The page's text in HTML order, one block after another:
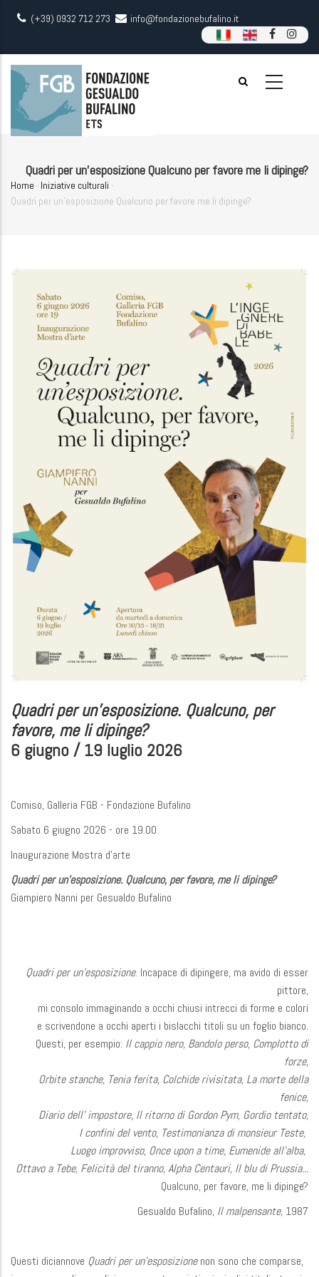
content
(+39) 0932 712 273 info@fondazionebufalino.it
Quadri per un'esposizione Qualcuno per favore me li dipinge?
Breadcrumb
Home - Iniziative culturali -
Quadri per un'esposizione Qualcuno per favore me li dipinge?
Quadri per un'esposizione. Qualcuno, per
favore, me li dipinge?
6 giugno / 19 luglio 2026
Comiso, Galleria FGB - Fondazione Bufalino
Sabato 6 giugno 2026 - ore 19.00
Inaugurazione Mostra d'arte
Quadri per un'esposizione. Qualcuno, per favore, me li dipinge?
Giampiero Nanni per Gesualdo Bufalino
Quadri per un’esposizione. Incapace di dipingere, ma avido di esser
pittore,
mi consolo immaginando a occhi chiusi intrecci di forme e colori
e scrivendone a occhi aperti i bislacchi titoli su un foglio bianco.
Questi, per esempio: Il cappio nero, Bandolo perso, Complotto di
forze,
Orbite stanche, Tenia ferita, Colchide rivisitata, La morte della
fenice,
Diario dell’ impostore, Il ritorno di Gordon Pym, Gordio tentato,
I confini del vento, Testimonianza di monsieur Teste,
Luogo improvviso, Once upon a time, Eumenide all’alba,
Ottavo a Tebe, Felicità del tiranno, Alpha Centauri, Il blu di Prussia...
Qualcuno, per favore, me li dipinge?
Gesualdo Bufalino, Il malpensante, 1987
Questi diciannove Quadri per un’esposizionenon sono che comparse,